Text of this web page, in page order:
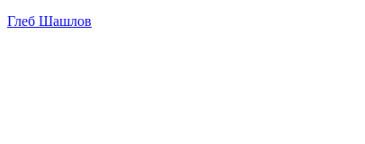
Глеб Шашлов